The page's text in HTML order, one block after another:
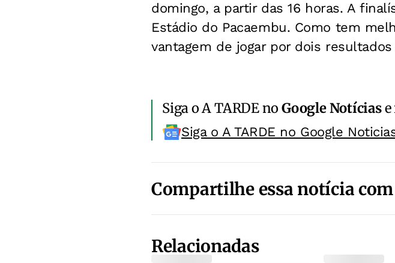
domingo, a partir das 16 horas. A
Estádio do Pacaembu. Como tem
vantagem de jogar por dois
Siga o A TARDE noGoogle Notíciase
Siga o A TARDE no Google
Compartilhe essa notícia
Relacionadas